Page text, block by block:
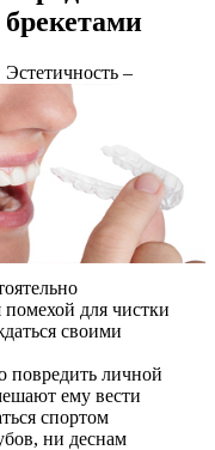
брекетами
Эстетичность –
для чистки
своими
повредить личной
ему вести
спортом
ни деснам